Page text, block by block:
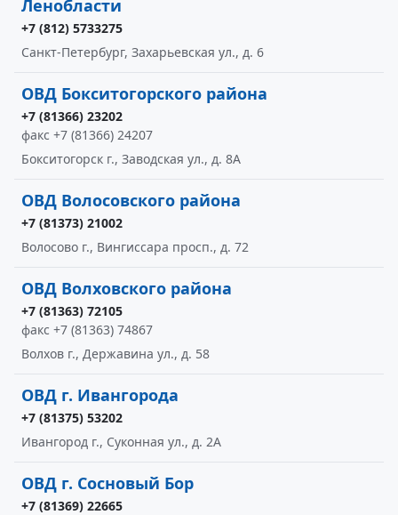
Ленобласти
+7 (812) 5733275
Санкт-Петербург, Захарьевская ул., д. 6
ОВД Бокситогорского района
+7 (81366) 23202
факс +7 (81366) 24207
Бокситогорск г., Заводская ул., д. 8А
ОВД Волосовского района
+7 (81373) 21002
Волосово г., Вингиссара просп., д. 72
ОВД Волховского района
+7 (81363) 72105
факс +7 (81363) 74867
Волхов г., Державина ул., д. 58
ОВД г. Ивангорода
+7 (81375) 53202
Ивангород г., Суконная ул., д. 2А
ОВД г. Сосновый Бор
+7 (81369) 22665